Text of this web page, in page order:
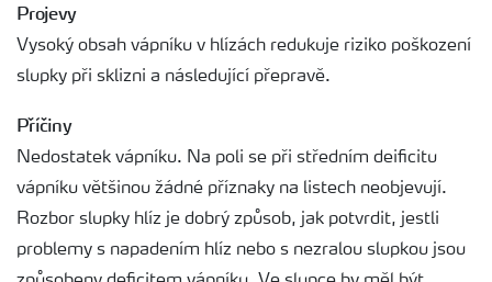
Projevy
Vysoký obsah vápníku v hlízách redukuje riziko poškození
slupky při sklizni a následující přepravě.
Příčiny
Nedostatek vápníku. Na poli se při středním deificitu
vápníku většinou žádné příznaky na listech neobjevují.
Rozbor slupky hlíz je dobrý způsob, jak potvrdit, jestli
problemy s napadením hlíz nebo s nezralou slupkou jsou